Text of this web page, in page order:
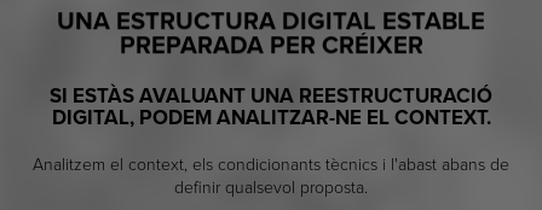
UNA ESTRUCTURA DIGITAL ESTABLE
PREPARADA PER CRÉIXER
SI ESTÀS AVALUANT UNA REESTRUCTURACIÓ
DIGITAL, PODEM ANALITZAR-NE EL CONTEXT.
Analitzem el context, els condicionants tècnics i l'abast abans de
definir qualsevol proposta.